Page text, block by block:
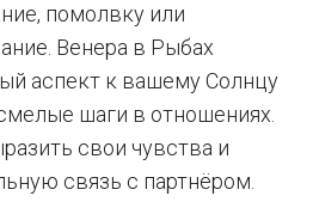
помолвку или
Венера в Рыбах
аспект к вашему Солнцу
шаги в отношениях.
свои чувства и
связь с партнёром.